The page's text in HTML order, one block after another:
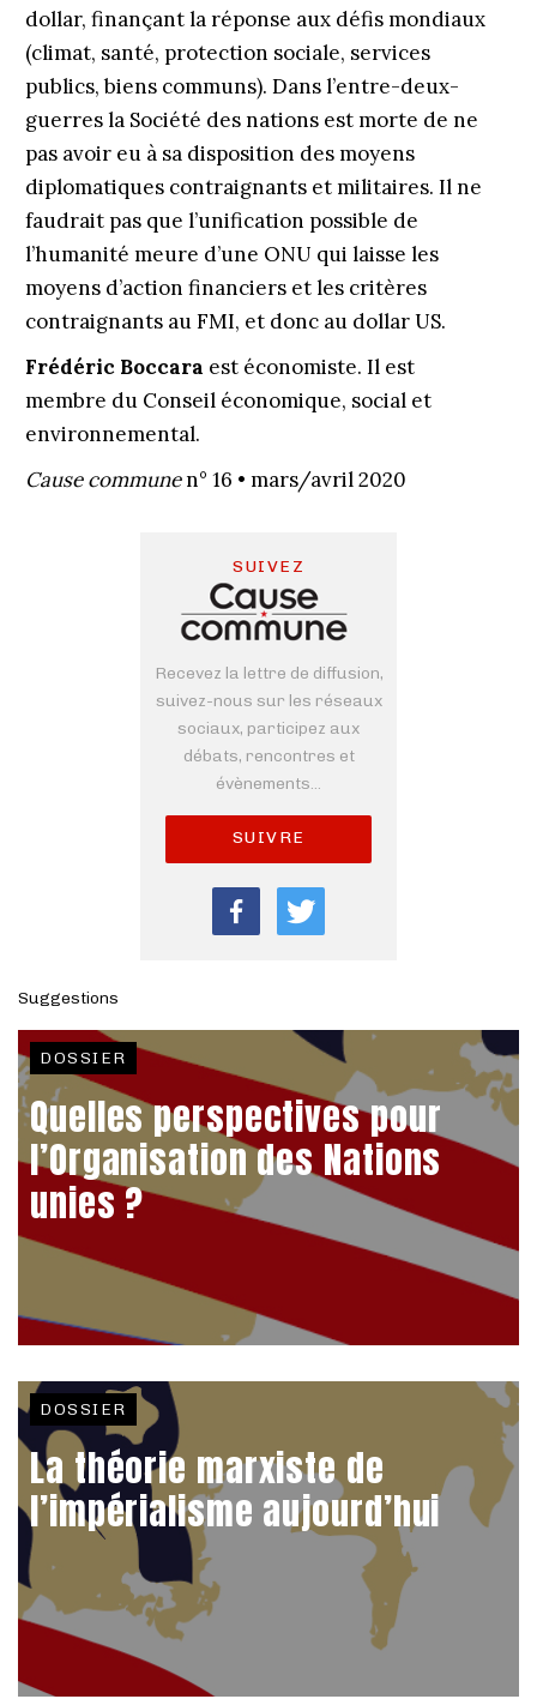
dollar, finançant la réponse aux défis mondiaux
(climat, santé, protection sociale, services
publics, biens communs). Dans l’entre-deux-
guerres la Société des nations est morte de ne
pas avoir eu à sa disposition des moyens
diplomatiques contraignants et militaires. Il ne
faudrait pas que l’unification possible de
l’humanité meure d’une ONU qui laisse les
moyens d’action financiers et les critères
contraignants au FMI, et donc au dollar US.
Frédéric Boccara est économiste. Il est
membre du Conseil économique, social et
environnemental.
Cause communen° 16 • mars/avril 2020
SUIVEZ
Recevez la lettre de diffusion,
suivez-nous sur les réseaux
sociaux, participez aux
débats, rencontres et
évènements...
SUIVRE
Suggestions
DOSSIER
Quelles perspectives pour
l’Organisation des Nations
unies ?
DOSSIER
La théorie marxiste de
l’impérialisme aujourd’hui